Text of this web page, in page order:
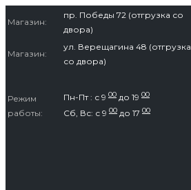
содержимому
Магазин:
пр. Победы 72 (отгрузка со
двора)
Магазин:
ул. Верещагина 48 (отгрузка
со двора)
Режим
работы:
Пн-Пт : с 9 00 до 19 00
Сб, Вс: с 9 00 до 17 00